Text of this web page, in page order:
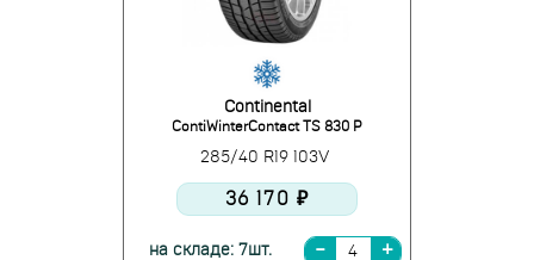
Continental
ContiWinterContact TS 830 P
285/40 R19 103V
36 170 ₽
на складе: 7шт.